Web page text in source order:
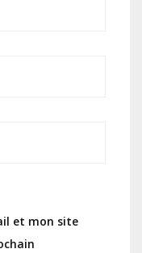
et mon site